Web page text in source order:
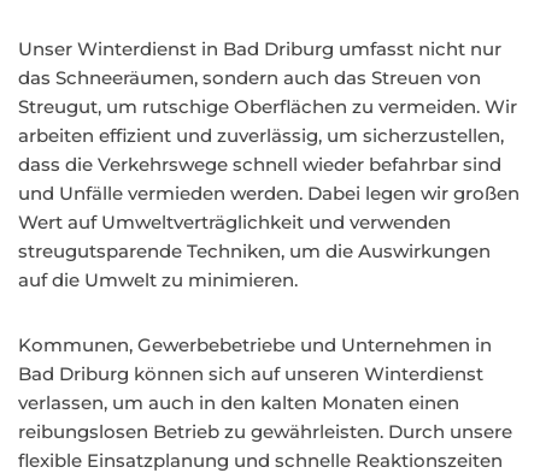
Unser Winterdienst in Bad Driburg umfasst nicht nur
das Schneeräumen, sondern auch das Streuen von
Streugut, um rutschige Oberflächen zu vermeiden. Wir
arbeiten effizient und zuverlässig, um sicherzustellen,
dass die Verkehrswege schnell wieder befahrbar sind
und Unfälle vermieden werden. Dabei legen wir großen
Wert auf Umweltverträglichkeit und verwenden
streugutsparende Techniken, um die Auswirkungen
auf die Umwelt zu minimieren.
Kommunen, Gewerbebetriebe und Unternehmen in
Bad Driburg können sich auf unseren Winterdienst
verlassen, um auch in den kalten Monaten einen
reibungslosen Betrieb zu gewährleisten. Durch unsere
flexible Einsatzplanung und schnelle Reaktionszeiten